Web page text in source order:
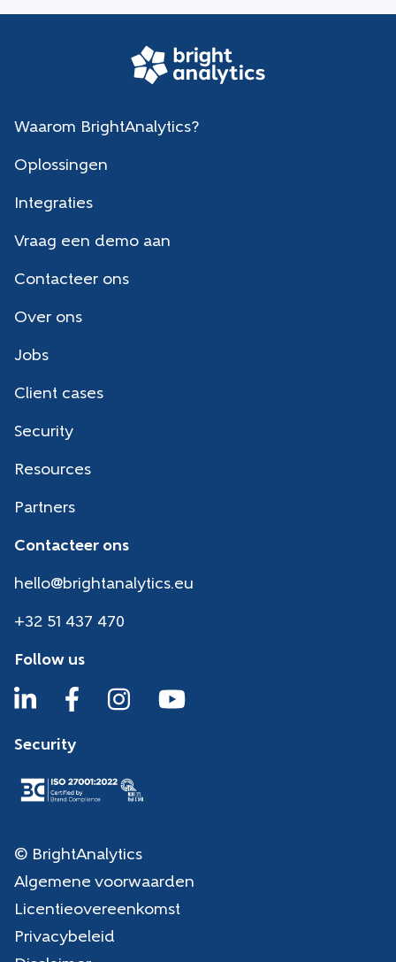
Waarom BrightAnalytics?
Oplossingen
Integraties
Vraag een demo aan
Contacteer ons
Over ons
Jobs
Client cases
Security
Resources
Partners
Contacteer ons
hello@brightanalytics.eu
+32 51 437 470
Follow us
Security
© BrightAnalytics
Algemene voorwaarden
Licentieovereenkomst
Privacybeleid